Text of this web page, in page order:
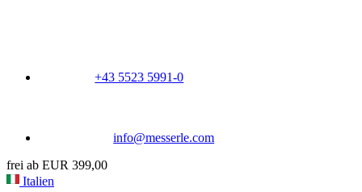
+43 5523 5991-0
info@messerle.com
frei ab EUR 399,00
Italien